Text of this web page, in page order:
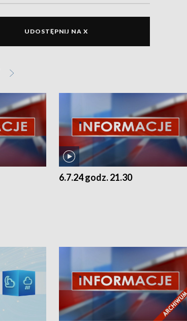
UDOSTĘPNIJ NA X
6.7.24 godz. 21.30